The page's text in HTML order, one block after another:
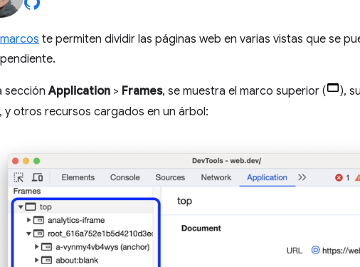
marcos te permiten dividir las páginas web en varias vistas que se
secciónApplication > Frames, se muestra el marco superior (
),
y otros recursos cargados en un árbol: